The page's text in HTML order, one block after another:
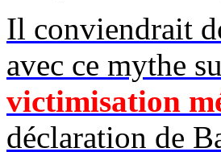
Il conviendrait
avec ce mythe
victimisation
déclaration de